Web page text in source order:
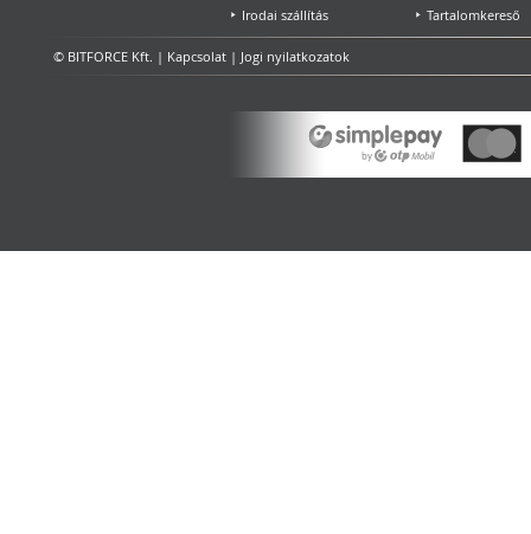
Irodai szállítás
Tartalomkereső
© BITFORCE Kft. | Kapcsolat | Jogi nyilatkozatok